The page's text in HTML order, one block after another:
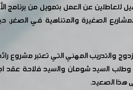
للعاطلين عن العمل بتمويل من
الصغيرة والمتناهية في
والتدريب المهني التي تعتبر مشروع
السيد شومان والسيد فلاحة عقد
هذا الصعيد.